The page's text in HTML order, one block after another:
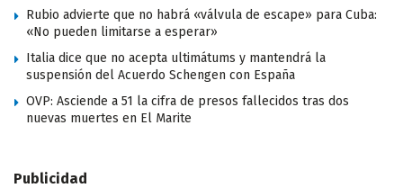
Rubio advierte que no habrá «válvula de escape» para Cuba:
«No pueden limitarse a esperar»
Italia dice que no acepta ultimátums y mantendrá la
suspensión del Acuerdo Schengen con España
OVP: Asciende a 51 la cifra de presos fallecidos tras dos
nuevas muertes en El Marite
Publicidad